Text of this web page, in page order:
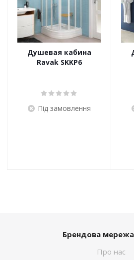
Душевая кабина
Ravak SKKP6
Під замовлення
Брендова мережа
Про нас